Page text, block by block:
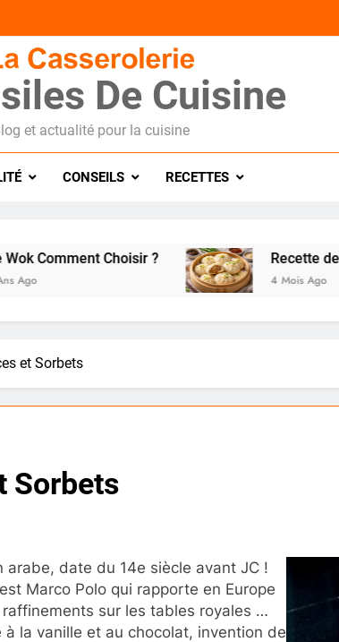
De Cuisine
et actualité pour la cuisine
CONSEILS RECETTES
Choisir ? Recette de pain
4 Mois Ago
et Sorbets
Sorbets
arabe, date du 14e siècle avant JC !
Marco Polo qui rapporte en Europe
sur les tables royales …
la vanille et au chocolat, invention de